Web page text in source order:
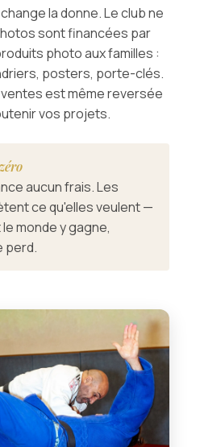
la donne. Le club ne
sont financées par
photo aux familles :
posters, porte-clés.
est même reversée
vos projets.
aucun frais. Les
ce qu'elles veulent —
monde y gagne,
perd.